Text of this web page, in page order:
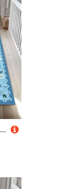
Bunt Läufer Teppich Flur Blume Lang rutschfest Waschbar Moderne Kücheläufer Teppich Läufer 70x130cm Dauerhaft Läuferteppich Flurläufer Korridor Meterware